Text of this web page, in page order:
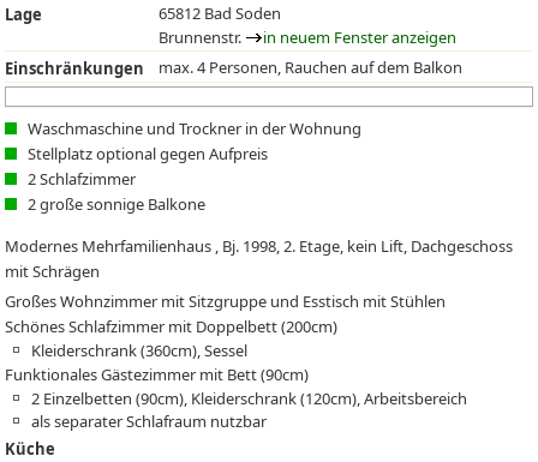
Lage
65812 Bad Soden
Brunnenstr.
in neuem Fenster anzeigen
Einschränkungen
max. 4 Personen, Rauchen auf dem Balkon
Waschmaschine und Trockner in der Wohnung
Stellplatz optional gegen Aufpreis
2 Schlafzimmer
2 große sonnige Balkone
Modernes Mehrfamilienhaus , Bj. 1998, 2. Etage, kein Lift, Dachgeschoss
mit Schrägen
Großes Wohnzimmer mit Sitzgruppe und Esstisch mit Stühlen
Schönes Schlafzimmer mit Doppelbett (200cm)
Kleiderschrank (360cm), Sessel
Funktionales Gästezimmer mit Bett (90cm)
2 Einzelbetten (90cm), Kleiderschrank (120cm), Arbeitsbereich
als separater Schlafraum nutzbar
Küche